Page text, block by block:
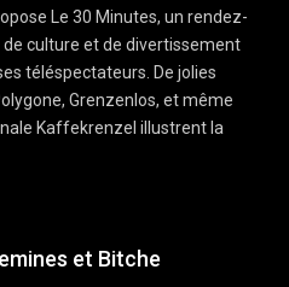
Le 30 Minutes, un rendez-
culture et de divertissement
téléspectateurs. De jolies
Grenzenlos, et même
Kaffekrenzel illustrent la
et Bitche